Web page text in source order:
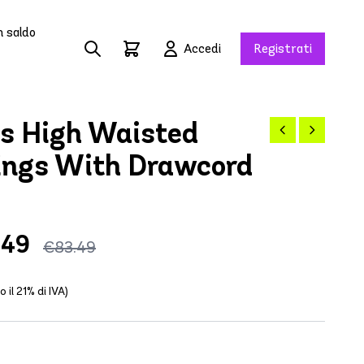
saldo
Accedi Registrati
High Waisted
With Drawcord
€83.49
il 21% di IVA)